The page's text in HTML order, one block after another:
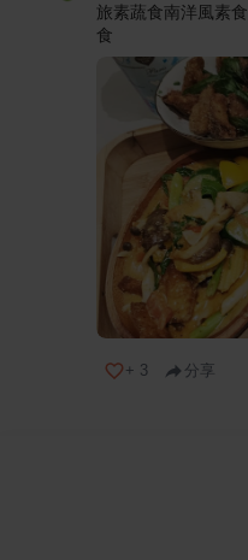
旅素蔬食南洋風素
食
+ 3 分享